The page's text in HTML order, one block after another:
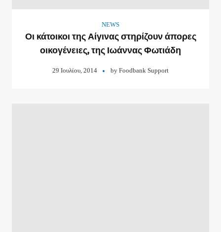
NEWS
Οι κάτοικοι της Αίγινας στηρίζουν άπορες
οικογένειες, της Ιωάννας Φωτιάδη
29 Ιουλίου, 2014 by Foodbank Support